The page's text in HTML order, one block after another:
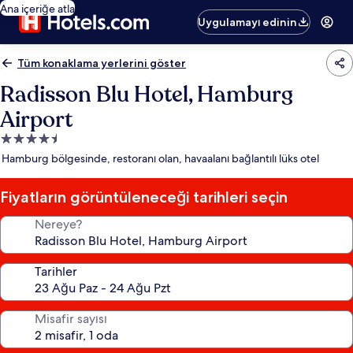
Ana içeriğe atla
Uygulamayı edinin
Tüm konaklama yerlerini göster
Radisson Blu Hotel, Hamburg
Airport
4.5
yıldızlı
yeri
Hamburg bölgesinde, restoranı olan, havaalanı bağlantılı lüks otel
Fiyatların görüntüleneceği tarihleri seçin
Nereye?
Tarihler
Misafir sayısı